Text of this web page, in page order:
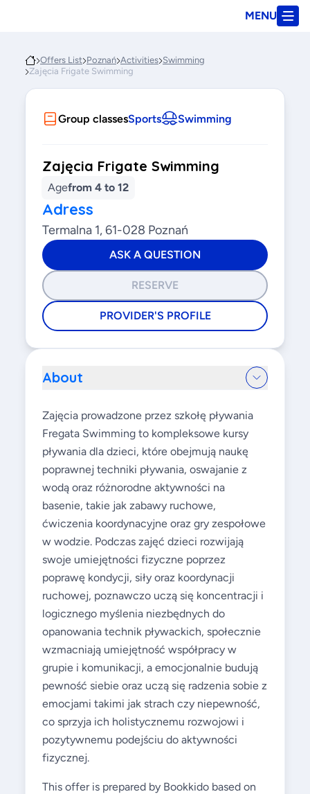
MENU
Offers List Poznań Activities Swimming
Zajęcia Frigate Swimming
Group classesSports Swimming
Zajęcia Frigate Swimming
Agefrom 4 to 12
Adress
Termalna 1, 61-028 Poznań
ASK A QUESTION
RESERVE
PROVIDER'S PROFILE
About
Zajęcia prowadzone przez szkołę pływania
Fregata Swimming to kompleksowe kursy
pływania dla dzieci, które obejmują naukę
poprawnej techniki pływania, oswajanie z
wodą oraz różnorodne aktywności na
basenie, takie jak zabawy ruchowe,
ćwiczenia koordynacyjne oraz gry zespołowe
w wodzie. Podczas zajęć dzieci rozwijają
swoje umiejętności fizyczne poprzez
poprawę kondycji, siły oraz koordynacji
ruchowej, poznawczo uczą się koncentracji i
logicznego myślenia niezbędnych do
opanowania technik pływackich, społecznie
wzmacniają umiejętność współpracy w
grupie i komunikacji, a emocjonalnie budują
pewność siebie oraz uczą się radzenia sobie z
emocjami takimi jak strach czy niepewność,
co sprzyja ich holistycznemu rozwojowi i
pozytywnemu podejściu do aktywności
fizycznej.
This offer is prepared by Bookkido based on